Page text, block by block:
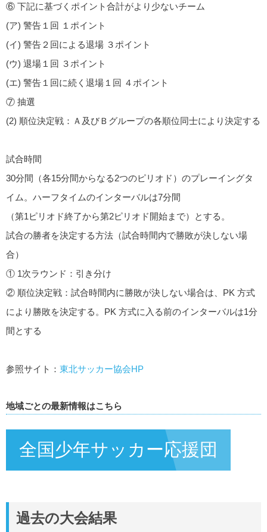
⑥ 下記に基づくポイント合計がより少ないチーム
(ア) 警告１回 １ポイント
(イ) 警告２回による退場 ３ポイント
(ウ) 退場１回 ３ポイント
(エ) 警告１回に続く退場１回 ４ポイント
⑦ 抽選
(2) 順位決定戦：Ａ及びＢグループの各順位同士により決定する
試合時間
30分間（各15分間からなる2つのピリオド）のプレーイングタ
イム。ハーフタイムのインターバルは7分間
（第1ピリオド終了から第2ピリオド開始まで）とする。
試合の勝者を決定する方法（試合時間内で勝敗が決しない場
合）
① 1次ラウンド：引き分け
② 順位決定戦：試合時間内に勝敗が決しない場合は、PK 方式
により勝敗を決定する。PK 方式に入る前のインターバルは1分
間とする
参照サイト： 東北サッカー協会HP
地域ごとの最新情報はこちら
全国少年サッカー応援団
過去の大会結果